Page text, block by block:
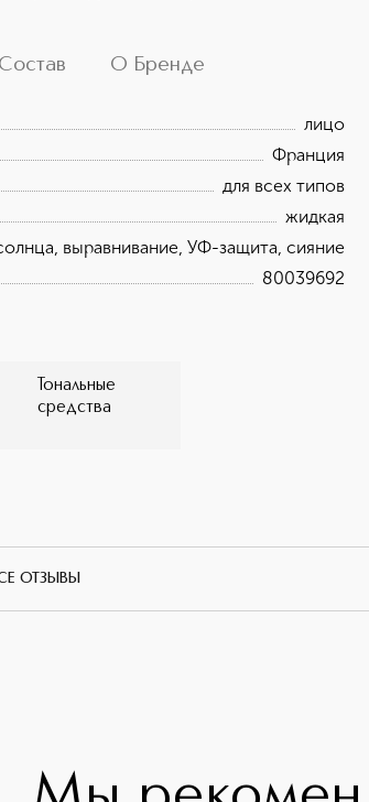
Состав О Бренде
лицо
Франция
для всех типов
жидкая
выравнивание, УФ-защита, сияние
80039692
Тональные
средства
ОТЗЫВЫ